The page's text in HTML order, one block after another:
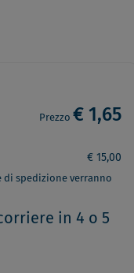
Prezzo € 1,65
€ 15,00
di spedizione verranno
in 4 o 5